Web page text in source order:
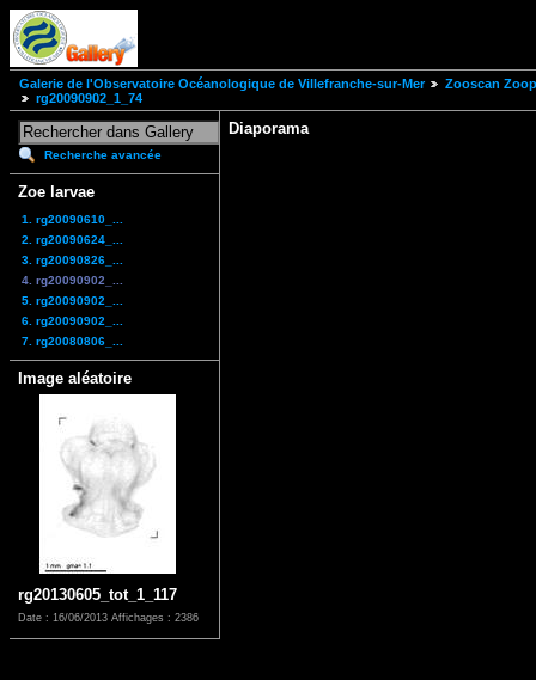
Galerie de l'Observatoire Océanologique de Villefranche-sur-Mer
Zooscan
rg20090902_1_74
Recherche avancée
Zoe larvae
1. rg20090610_...
2. rg20090624_...
3. rg20090826_...
4. rg20090902_...
5. rg20090902_...
6. rg20090902_...
7. rg20080806_...
Image aléatoire
rg20130605_tot_1_117
Date : 16/06/2013 Affichages : 2386
Diaporama